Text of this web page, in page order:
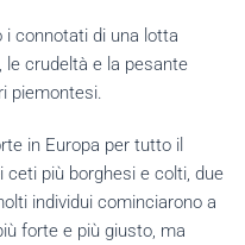
i connotati di una lotta
crudeltà e la pesante
piemontesi.
in Europa per tutto il
più borghesi e colti, due
individui cominciarono a
forte e più giusto, ma